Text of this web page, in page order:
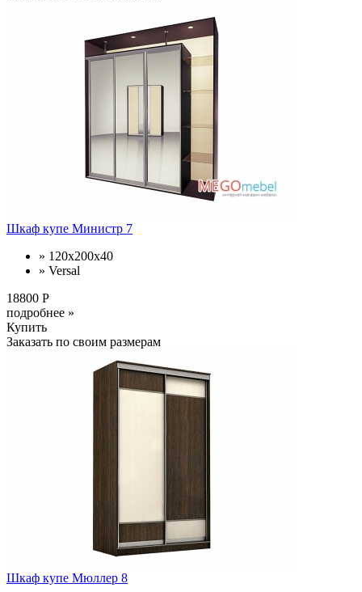
Шкаф купе Министр 7
» 120x200x40
» Versal
18800 Р
подробнее »
Купить
Заказать по своим размерам
Шкаф купе Мюллер 8